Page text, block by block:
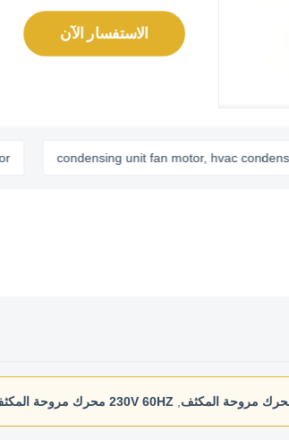
الاستفسار الآن
condensing unit fan motor, hvac condenser
230V 60HZ محرك مروحة المكثف